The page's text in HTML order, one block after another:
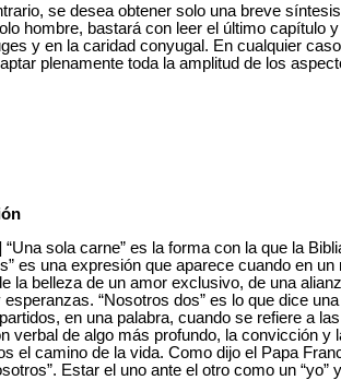
se desea obtener solo una breve
hombre, bastará con leer el último capítulo
y en la caridad conyugal. En cualquier
plenamente toda la amplitud de los
“Una sola carne” es la forma con la que la
es una expresión que aparece cuando en
la belleza de un amor exclusivo, de una
“Nosotros dos” es lo que dice
en una palabra, cuando se refiere a
verbal de algo más profundo, la convicción y
el camino de la vida. Como dijo el Papa
Estar el uno ante el otro como un